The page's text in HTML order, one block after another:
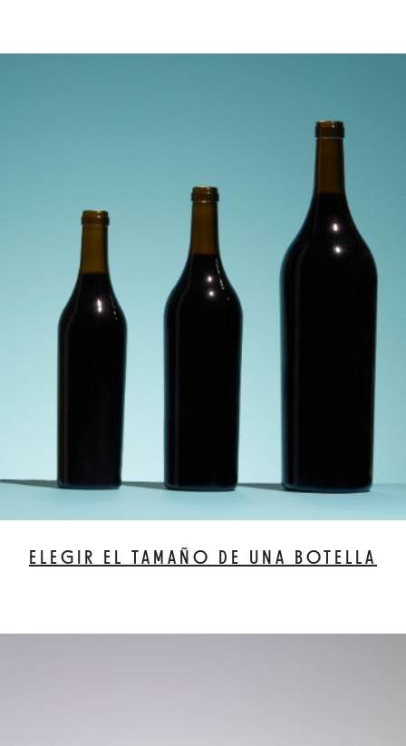
ELEGIR EL TAMAÑO DE UNA BOTELLA